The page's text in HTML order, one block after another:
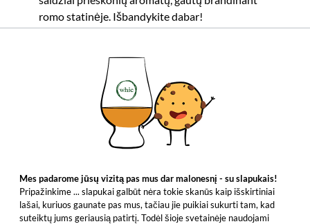
romo statinėje. Išbandykite dabar!
Turinys: 0.03 Litras (299,67 €/Litras)
įskaitant PVM, be siuntimo išlaidų
Į krepšelį
Mes padarome jūsų vizitą pas mus dar malonesnį - su slapukais!
Pripažinkime ... slapukai galbūt nėra tokie skanūs kaip išskirtiniai
lašai, kuriuos gaunate pas mus, tačiau jie puikiai sukurti tam, kad
suteiktų jums geriausią patirtį. Todėl šioje svetainėje naudojami